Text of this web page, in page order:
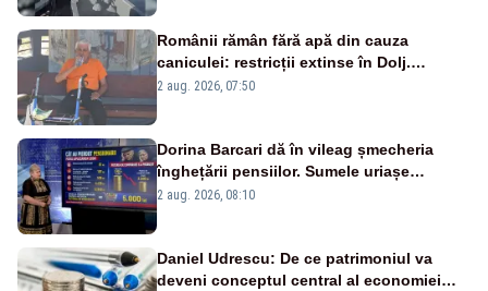
Românii rămân fără apă din cauza
caniculei: restricții extinse în Dolj.
Oamenii au „cu program la robinet”
2 aug. 2026, 07:50
Dorina Barcari dă în vileag șmecheria
înghețării pensiilor. Sumele uriașe
pierdute de fiecare român
2 aug. 2026, 08:10
Daniel Udrescu: De ce patrimoniul va
deveni conceptul central al economiei